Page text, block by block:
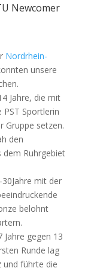
Newcomer
Nordrhein-
unsere
Jahre, die mit
Sportlerin
Gruppe setzen.
den
dem Ruhrgebiet
mit der
belohnt
gegen 13
Runde lag
und führte die